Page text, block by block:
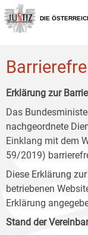
Zur
Hauptnavigation
[1]
Zum
Inhalt
[2]
Zum
Untermenü
[3]
DIE
Erklärung zur
Das
nachgeordnete
Einklang mit dem
59/2019)
Diese Erklärung
betriebenen
Erklärung
Stand der